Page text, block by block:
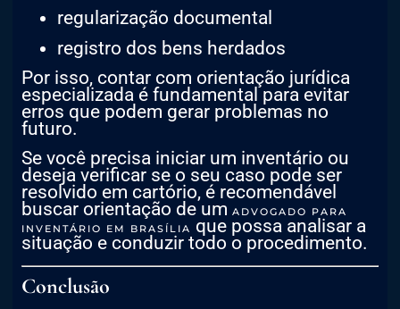
regularização documental
registro dos bens herdados
Por isso, contar com orientação jurídica
especializada é fundamental para evitar
erros que podem gerar problemas no
futuro.
Se você precisa iniciar um inventário ou
deseja verificar se o seu caso pode ser
resolvido em cartório, é recomendável
buscar orientação de um ADVOGADO PARA
INVENTÁRIO EM BRASÍLIA que possa analisar a
situação e conduzir todo o procedimento.
Conclusão